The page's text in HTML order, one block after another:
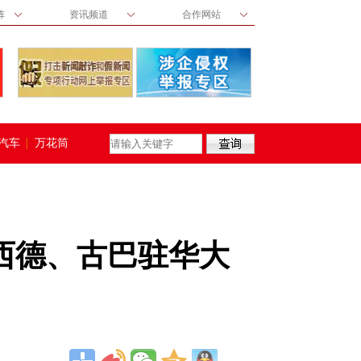
资讯频道 合作网站
车 万花筒
德、古巴驻华大